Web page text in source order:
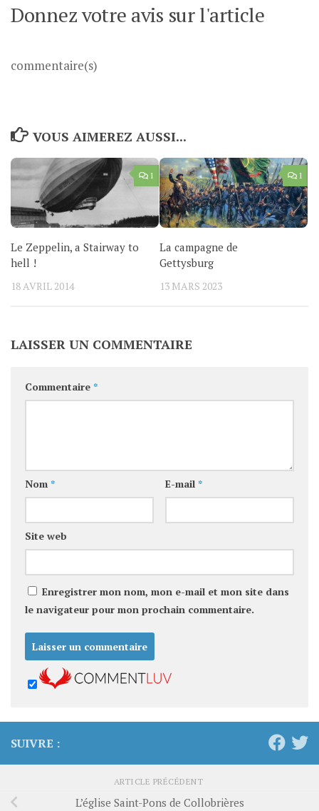
Donnez votre avis sur l'article
commentaire(s)
VOUS AIMEREZ AUSSI...
1
Le Zeppelin, a Stairway to
hell !
18 AVRIL 2014
1
La campagne de
Gettysburg
13 MARS 2023
LAISSER UN COMMENTAIRE
Commentaire *
Nom * E-mail *
Site web
Enregistrer mon nom, mon e-mail et mon site dans
le navigateur pour mon prochain commentaire.
SUIVRE :
ARTICLE PRÉCÉDENT
L’église Saint-Pons de Collobrières